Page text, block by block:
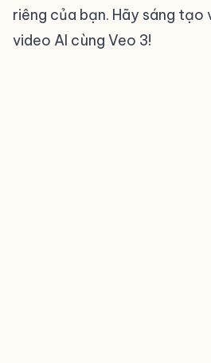
riêng của bạn. Hãy sáng tạo
video AI cùng Veo 3!